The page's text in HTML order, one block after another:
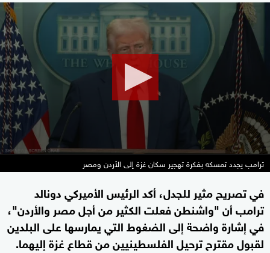
0
seconds
of
2
minutes,
21
seconds
ترامب يجدد تمسكه بفكرة تهجير سكان غزة إلى الأردن ومصر
في تصريح مثير للجدل، أكد الرئيس الأميركي دونالد
ترامب أن "واشنطن فعلت الكثير من أجل مصر والأردن"،
في إشارة واضحة إلى الضغوط التي يمارسها على البلدين
لقبول مقترح ترحيل الفلسطينيين من قطاع غزة إليهما.